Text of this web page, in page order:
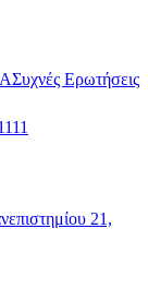
Συχνές Ερωτήσεις
21,